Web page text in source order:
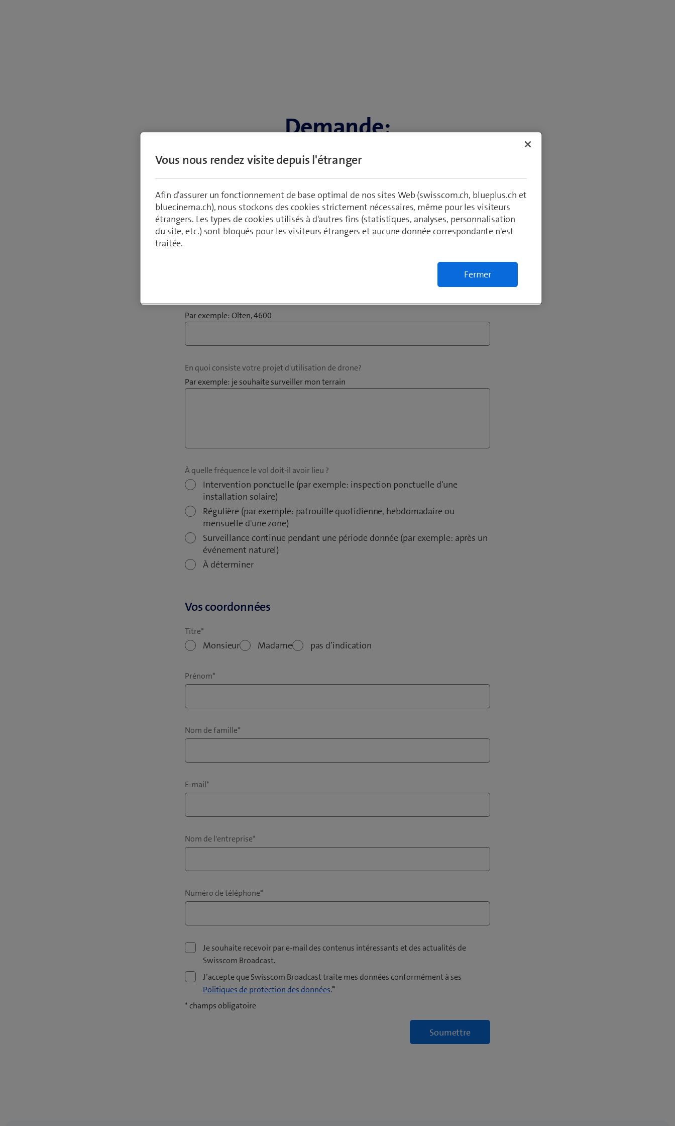
Demande:
Résau suisse de drones
Votre demande
Où souhaitez-vous effectuer le vol ?
Par exemple: Olten, 4600
En quoi consiste votre projet d'utilisation de drone?
Par exemple: je souhaite surveiller mon terrain
À quelle fréquence le vol doit-il avoir lieu ?
Intervention ponctuelle (par exemple: inspection ponctuelle d'une
installation solaire)
Régulière (par exemple: patrouille quotidienne, hebdomadaire ou
mensuelle d'une zone)
Surveillance continue pendant une période donnée (par exemple: après un
événement naturel)
À déterminer
Vos coordonnées
Titre*
Monsieur Madame pas d’indication
Prénom*
Nom de famille*
E-mail*
Nom de l'entreprise*
Numéro de téléphone*
Je souhaite recevoir par e-mail des contenus intéressants et des actualités de
Swisscom Broadcast.
J’accepte que Swisscom Broadcast traite mes données conformément à ses
Politiques de protection des données.*
* champs obligatoire
Vous nous rendez visite depuis l'étranger
Afin d'assurer un fonctionnement de base optimal de nos sites Web (swisscom.ch, blueplus.ch et
bluecinema.ch), nous stockons des cookies strictement nécessaires, même pour les visiteurs
étrangers. Les types de cookies utilisés à d'autres fins (statistiques, analyses, personnalisation
du site, etc.) sont bloqués pour les visiteurs étrangers et aucune donnée correspondante n'est
traitée.
Fermer